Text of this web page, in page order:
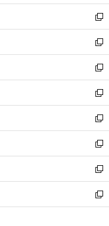
ウ
で
開
く
ン
ド
ウ
で
開
く
ウ
ィ
ン
ド
ウ
で
開
く
し
い
ウ
ィ
ン
ド
ウ
で
開
く
新
し
い
ウ
ィ
ン
ド
ウ
で
開
く
新
し
い
ウ
ィ
ン
ド
ウ
で
開
く
新
し
い
ウ
ィ
ン
ド
ウ
で
開
く
新
し
い
ウ
ィ
ン
ド
ウ
で
開
新
し
い
ウ
ィ
ン
ド
ウ
新
し
い
ウ
ィ
ン
新
し
い
ウ
新
し